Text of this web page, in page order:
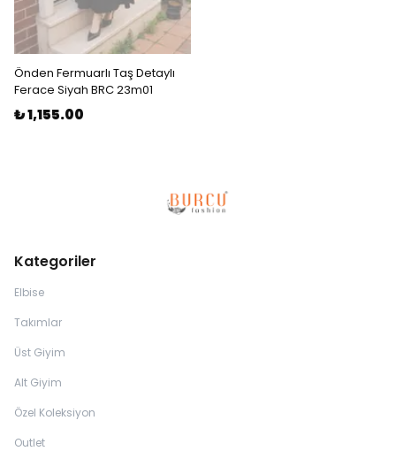
Önden Fermuarlı Taş Detaylı
Ferace Siyah BRC 23m01
₺ 1,155.00
Kategoriler
Elbise
Takımlar
Üst Giyim
Alt Giyim
Özel Koleksiyon
Outlet